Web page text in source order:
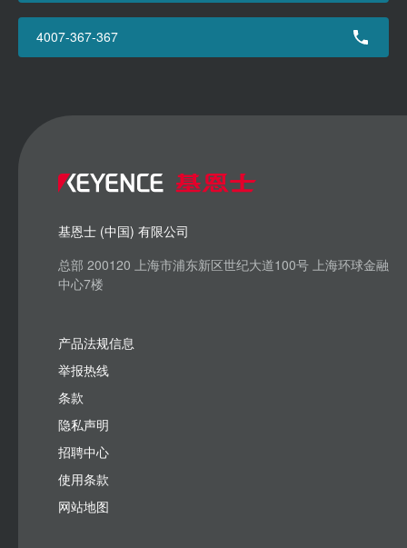
4007-367-367
基恩士 (中国) 有限公司
总部 200120 上海市浦东新区世纪大道100号 上海环球金融
中心7楼
产品法规信息
举报热线
条款
隐私声明
招聘中心
使用条款
网站地图